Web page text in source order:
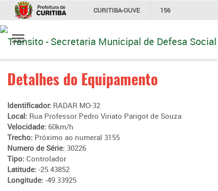
CURITIBA-OUVE 156
Ir
para
conteúdo
Detalhes do Equipamento
Identificador: RADAR MO-32
Local: Rua Professor Pedro Viriato Parigot de Souza
Velocidade: 60km/h
Trecho: Próximo ao numeral 3155
Numero de Série: 30226
Tipo: Controlador
Latitude: -25.43852
Longitude: -49.33925